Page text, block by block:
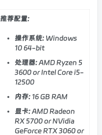
推荐配置:
操作系统: Windows
10 64-bit
处理器:AMD Ryzen 5
3600 or Intel Core i5-
12500
内存: 16 GB RAM
显卡:AMD Radeon
RX 5700 or NVidia
GeForce RTX 3060 or